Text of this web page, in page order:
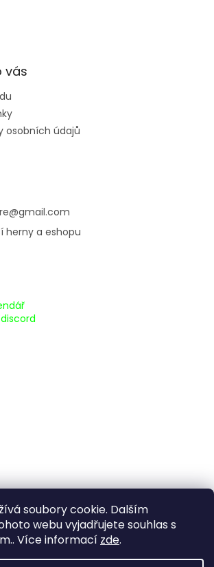
soubory cookie. Dalším
webu vyjadřujete souhlas s
Více informací zde.
vás
osobních údajů
@gmail.com
herny a eshopu
discord